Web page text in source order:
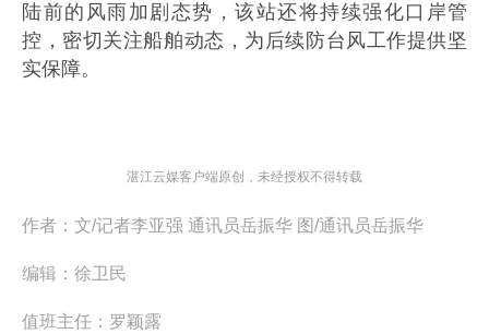
陆前的风雨加剧态势，该站还将持续强化口岸管
控，密切关注船舶动态，为后续防台风工作提供坚
实保障。
湛江云媒客户端原创，未经授权不得转载
作者： 文/记者李亚强 通讯员岳振华 图/通讯员岳振华
编辑： 徐卫民
值班主任： 罗颖露